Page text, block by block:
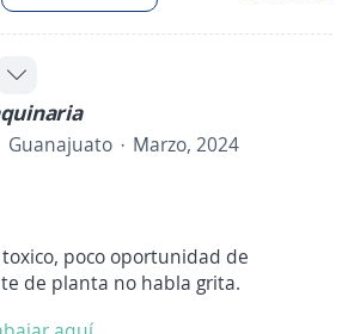
Guanajuato
Marzo, 2024
poco oportunidad de
de planta no habla grita.